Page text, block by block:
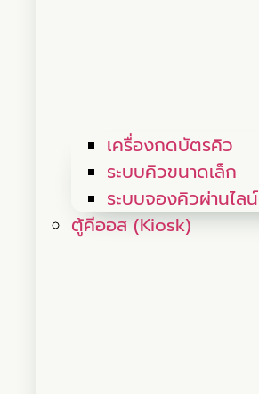
เครื่องกดบัตรคิว
ระบบคิวขนาดเล็ก
ระบบจองคิวผ่านไลน์
ตู้คีออส (Kiosk)